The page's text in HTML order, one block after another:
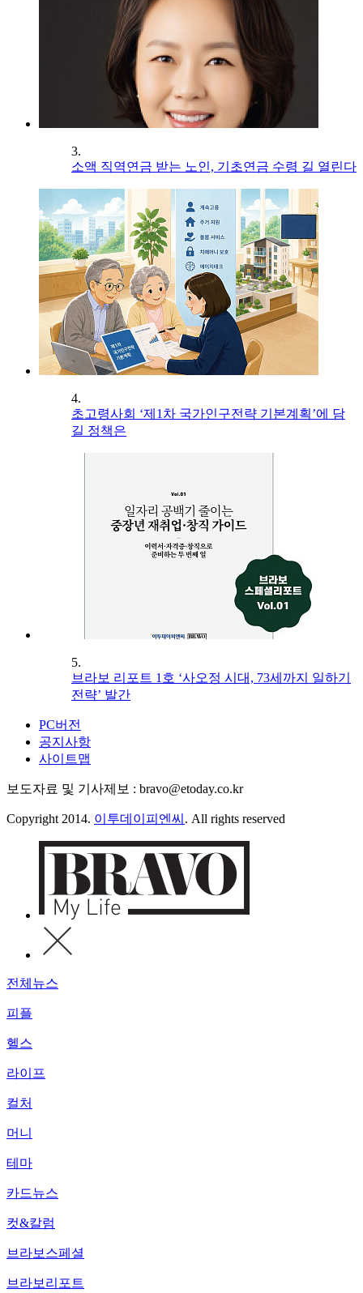
3.
소액 직역연금 받는 노인, 기초연금 수령 길 열린다
4.
초고령사회 ‘제1차 국가인구전략 기본계획’에 담
길 정책은
5.
브라보 리포트 1호 ‘사오정 시대, 73세까지 일하기
전략’ 발간
PC버전
공지사항
사이트맵
보도자료 및 기사제보 : bravo@etoday.co.kr
Copyright 2014. 이투데이피엔씨 . All rights reserved
전체뉴스
피플
헬스
라이프
컬처
머니
테마
카드뉴스
컷&칼럼
브라보스페셜
브라보리포트